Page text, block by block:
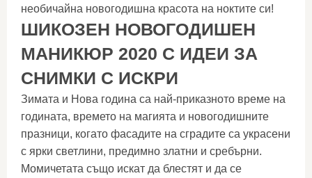
необичайна новогодишна красота на ноктите си!
ШИКОЗЕН НОВОГОДИШЕН
МАНИКЮР 2020 С ИДЕИ ЗА
СНИМКИ С ИСКРИ
Зимата и Нова година са най-приказното време на
годината, времето на магията и новогодишните
празници, когато фасадите на сградите са украсени
с ярки светлини, предимно златни и сребърни.
Момичетата също искат да блестят и да се